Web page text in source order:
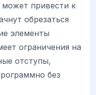
может привести к
обрезаться
элементы
ограничения на
отступы,
без